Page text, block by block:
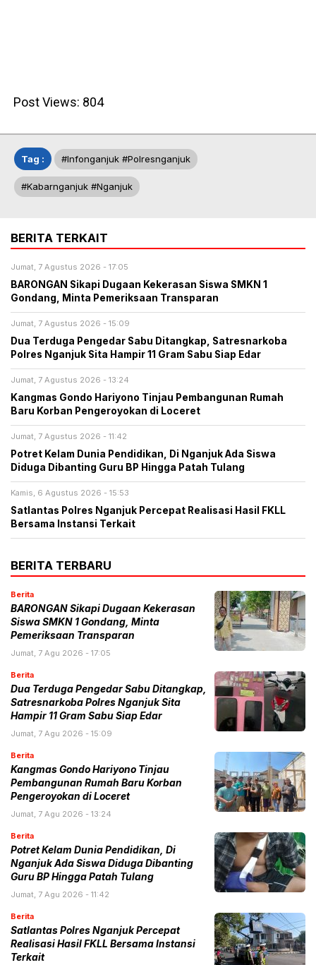
Post Views: 804
Tag : #infonganjuk #polresnganjuk
#kabarnganjuk #nganjuk
BERITA TERKAIT
Jumat, 7 Agustus 2026 - 17:05
BARONGAN Sikapi Dugaan Kekerasan Siswa SMKN 1
Gondang, Minta Pemeriksaan Transparan
Jumat, 7 Agustus 2026 - 15:09
Dua Terduga Pengedar Sabu Ditangkap, Satresnarkoba
Polres Nganjuk Sita Hampir 11 Gram Sabu Siap Edar
Jumat, 7 Agustus 2026 - 13:24
Kangmas Gondo Hariyono Tinjau Pembangunan Rumah
Baru Korban Pengeroyokan di Loceret
Jumat, 7 Agustus 2026 - 11:42
Potret Kelam Dunia Pendidikan, Di Nganjuk Ada Siswa
Diduga Dibanting Guru BP Hingga Patah Tulang
Kamis, 6 Agustus 2026 - 15:53
Satlantas Polres Nganjuk Percepat Realisasi Hasil FKLL
Bersama Instansi Terkait
BERITA TERBARU
Berita
BARONGAN Sikapi Dugaan Kekerasan
Siswa SMKN 1 Gondang, Minta
Pemeriksaan Transparan
Jumat, 7 Agu 2026 - 17:05
Berita
Dua Terduga Pengedar Sabu Ditangkap,
Satresnarkoba Polres Nganjuk Sita
Hampir 11 Gram Sabu Siap Edar
Jumat, 7 Agu 2026 - 15:09
Berita
Kangmas Gondo Hariyono Tinjau
Pembangunan Rumah Baru Korban
Pengeroyokan di Loceret
Jumat, 7 Agu 2026 - 13:24
Berita
Potret Kelam Dunia Pendidikan, Di
Nganjuk Ada Siswa Diduga Dibanting
Guru BP Hingga Patah Tulang
Jumat, 7 Agu 2026 - 11:42
Berita
Satlantas Polres Nganjuk Percepat
Realisasi Hasil FKLL Bersama Instansi
Terkait